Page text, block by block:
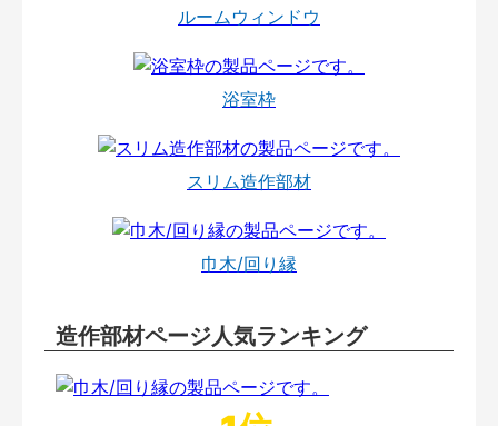
ルームウィンドウ
浴室枠
スリム造作部材
巾木/回り縁
造作部材ページ人気ランキング